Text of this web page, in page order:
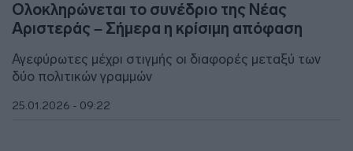
Ολοκληρώνεται το συνέδριο της Νέας
Αριστεράς – Σήμερα η κρίσιμη απόφαση
Αγεφύρωτες μέχρι στιγμής οι διαφορές μεταξύ των
δύο πολιτικών γραμμών
25.01.2026 - 09:22